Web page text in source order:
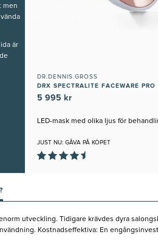
men
är
DR.DENNIS.GROSS
DRX SPECTRALITE FACEWARE PRO
5 995 kr
LED-mask med olika ljus för
JUST NU: GÅVA PÅ KÖPET
utveckling. Tidigare krävdes dyra
Kostnadseffektiva: En